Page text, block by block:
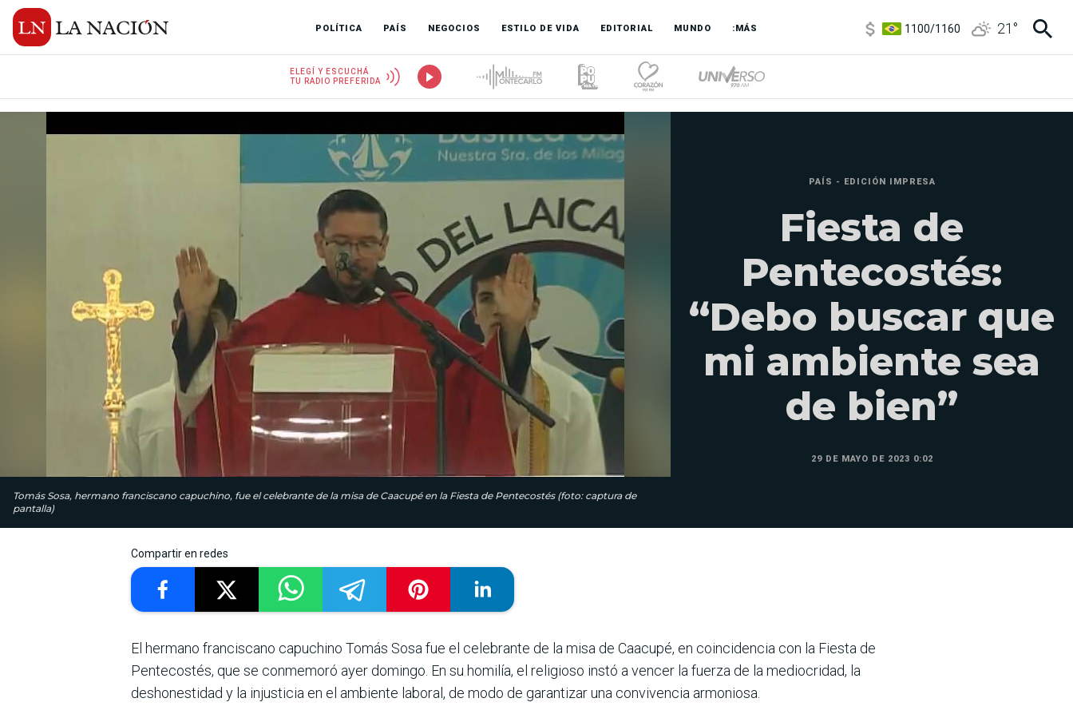
POLÍTICA PAÍS NEGOCIOS ESTILO DE VIDA EDITORIAL MUNDO :MÁS
3,8/4
21 °
ELEGÍ Y ESCUCHÁ
TU RADIO PREFERIDA
Tomás Sosa, hermano franciscano capuchino, fue el celebrante de la misa de Caacupé en la Fiesta de Pentecostés (foto: captura de
pantalla)
PAÍS - EDICIÓN IMPRESA
Fiesta de
Pentecostés:
“Debo buscar que
mi ambiente sea
de bien”
29 DE MAYO DE 2023 0:02
Compartir en redes
El hermano franciscano capuchino Tomás Sosa fue el celebrante de la misa de Caacupé, en coincidencia con la Fiesta de
Pentecostés, que se conmemoró ayer domingo. En su homilía, el religioso instó a vencer la fuerza de la mediocridad, la
deshonestidad y la injusticia en el ambiente laboral, de modo de garantizar una convivencia armoniosa.